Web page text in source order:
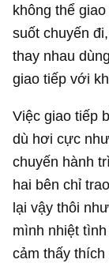
không thể
suốt chuyến
thay nhau
giao tiếp với
Việc giao tiếp
dù hơi cực
chuyến hành
hai bên chỉ
lại vậy thôi
mình nhiệt
cảm thấy thích